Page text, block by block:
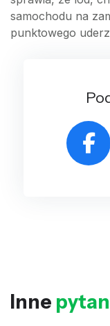
samochodu na
punktowego
Inne